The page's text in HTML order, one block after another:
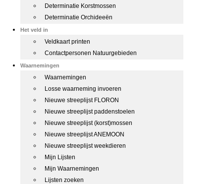
Determinatie Korstmossen
Determinatie Orchideeën
Het veld in
Veldkaart printen
Contactpersonen Natuurgebieden
Waarnemingen
Waarnemingen
Losse waarneming invoeren
Nieuwe streeplijst FLORON
Nieuwe streeplijst paddenstoelen
Nieuwe streeplijst (korst)mossen
Nieuwe streeplijst ANEMOON
Nieuwe streeplijst weekdieren
Mijn Lijsten
Mijn Waarnemingen
Lijsten zoeken